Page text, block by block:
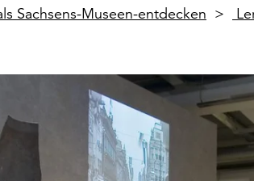
Sachsens-Museen-entdecken